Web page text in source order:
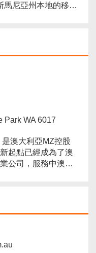
馬尼亞州本地的移民
確理解 190成功率
會計master畢業
Park WA 6017
澳大利亞MZ控股
起點已經成為了澳
公司，服務中澳兩
業務。新起點事務